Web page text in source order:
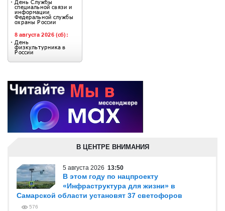
В ЦЕНТРЕ ВНИМАНИЯ
5 августа 2026 13:50
В этом году по нацпроекту
«Инфраструктура для жизни» в
Самарской области установят 37 светофоров
576